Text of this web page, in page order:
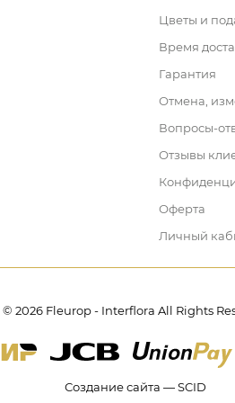
Цветы и
Время
Гарантия
Отмена,
Вопросы-
Отзывы
Оферта
Личный
© 2026 Fleurop - Interflora All Rights
Создание сайта — SCID